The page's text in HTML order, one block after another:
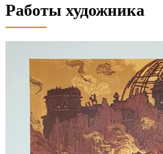
Работы художника